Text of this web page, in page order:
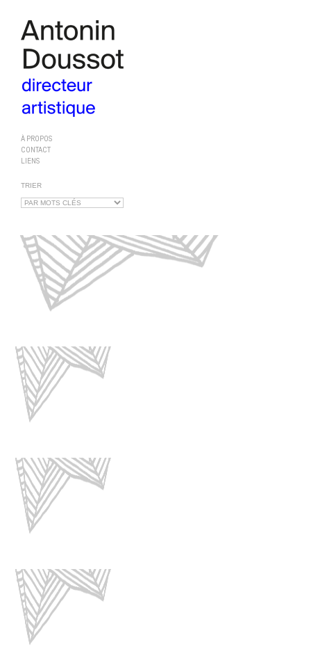
À PROPOS
CONTACT
LIENS
TRIER